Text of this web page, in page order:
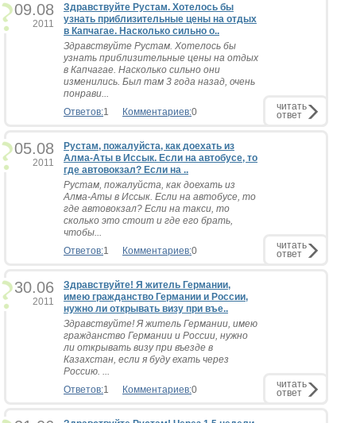
09.08
2011
Здравствуйте Рустам. Хотелось бы
узнать приблизительные цены на отдых
в Капчагае. Насколько сильно о..
Здравствуйте Рустам. Хотелось бы
узнать приблизительные цены на отдых
в Капчагае. Насколько сильно они
изменились. Был там 3 года назад, очень
понрави...
Ответов:1 Комментариев:0 читать
ответ
05.08
2011
Рустам, пожалуйста, как доехать из
Алма-Аты в Иссык. Если на автобусе, то
где автовокзал? Если на ..
Рустам, пожалуйста, как доехать из
Алма-Аты в Иссык. Если на автобусе, то
где автовокзал? Если на такси, то
сколько это стоит и где его брать,
чтобы...
Ответов:1 Комментариев:0 читать
ответ
30.06
2011
Здравствуйте! Я житель Германии,
имею гражданство Германии и России,
нужно ли открывать визу при въе..
Здравствуйте! Я житель Германии, имею
гражданство Германии и России, нужно
ли открывать визу при въезде в
Казахстан, если я буду ехать через
Россию. ...
Ответов:1 Комментариев:0 читать
ответ